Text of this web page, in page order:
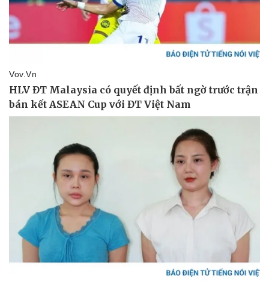
Văn hóa
Giải trí
Nghệ sĩ